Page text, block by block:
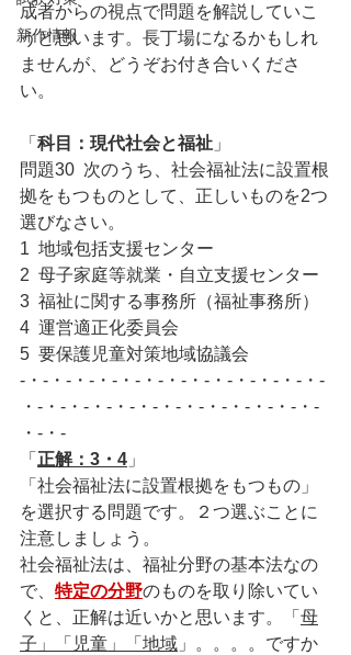
新作情報
成者からの視点で問題を解説していこ
うと思います。長丁場になるかもしれ
ませんが、どうぞお付き合いくださ
い。
「 科目：現代社会と福祉 」
問題30  次のうち、社会福祉法に設置根
拠をもつものとして、正しいものを2つ
選びなさい。
1  地域包括支援センター
2  母子家庭等就業・自立支援センター
3  福祉に関する事務所（福祉事務所）
4  運営適正化委員会
5  要保護児童対策地域協議会
-・-・-・-・-・-・-・-・-・-・-・-・-・-
・-・-・-・-・-・-・-・-・-・-・-・-・-
・-・-
「 正解：3・4 」
「社会福祉法に設置根拠をもつもの」
を選択する問題です。２つ選ぶことに
注意しましょう。
社会福祉法は、福祉分野の基本法なの
で、 特定の分野のものを取り除いてい
くと、正解は近いかと思います。「 母
子」「児童」「地域 」。。。。ですか